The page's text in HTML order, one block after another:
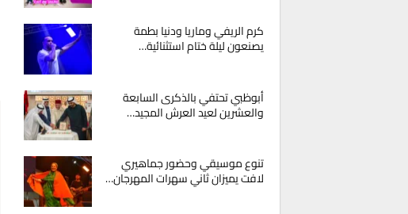
كرم الريفي وماريا ودنيا بطمة
يصنعون ليلة ختام استثنائية…
أبوظبي تحتفي بالذكرى السابعة
والعشرين لعيد العرش المجيد…
تنوع موسيقي وحضور جماهيري
لافت يميزان ثاني سهرات المهرجان…